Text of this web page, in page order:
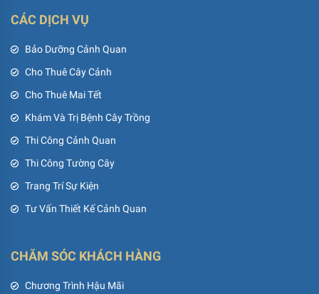
CÁC DỊCH VỤ
Bảo Dưỡng Cảnh Quan
Cho Thuê Cây Cảnh
Cho Thuê Mai Tết
Khám Và Trị Bệnh Cây Trồng
Thi Công Cảnh Quan
Thi Công Tường Cây
Trang Trí Sự Kiện
Tư Vấn Thiết Kế Cảnh Quan
CHĂM SÓC KHÁCH HÀNG
Chương Trình Hậu Mãi